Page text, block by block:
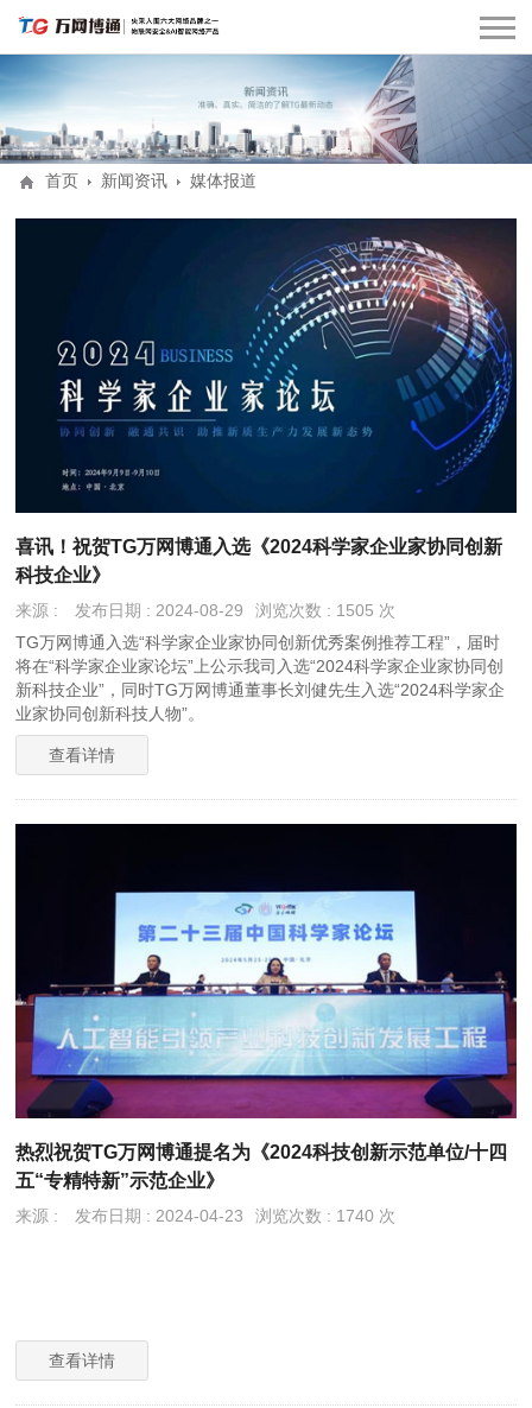
首页 新闻资讯 媒体报道
喜讯！祝贺TG万网博通入选《2024科学家企业家协同创新
科技企业》
来源 : 发布日期 : 2024-08-29
浏览次数 : 1505 次
TG万网博通入选“科学家企业家协同创新优秀案例推荐工程”，届时
将在“科学家企业家论坛”上公示我司入选“2024科学家企业家协同创
新科技企业”，同时TG万网博通董事长刘健先生入选“2024科学家企
业家协同创新科技人物”。
查看详情
热烈祝贺TG万网博通提名为《2024科技创新示范单位/十四
五“专精特新”示范企业》
来源 : 发布日期 : 2024-04-23 浏览次数 : 1740 次
查看详情